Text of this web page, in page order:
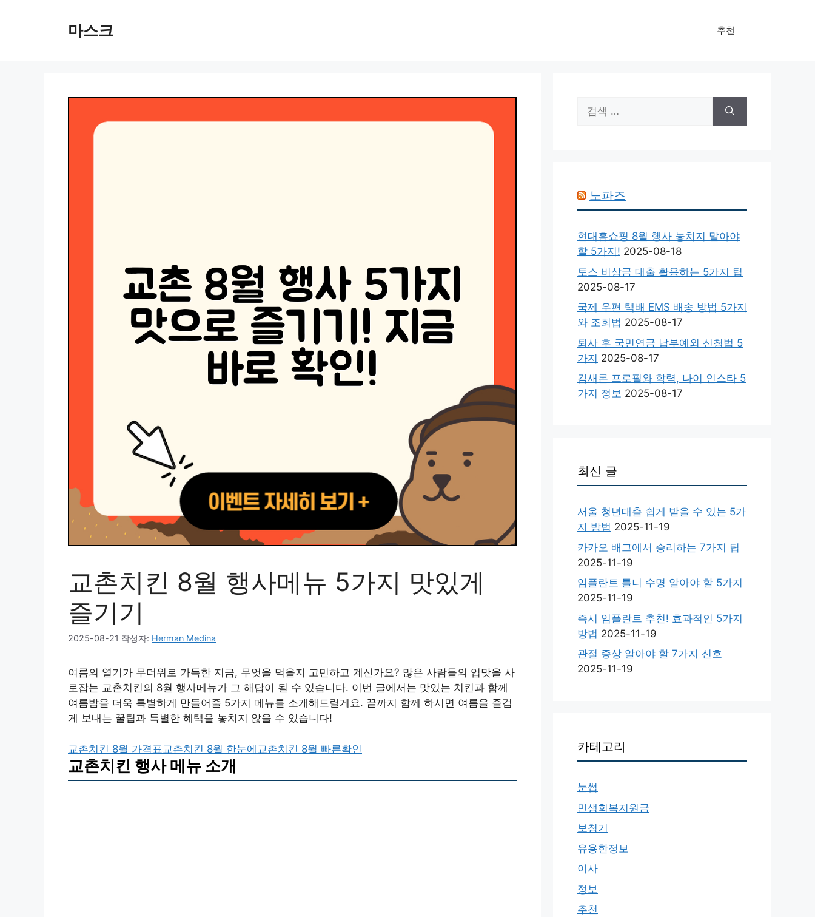
마스크 추천
교촌치킨 8월 행사메뉴 5가지 맛있게
즐기기
2025-08-21 작성자: Herman Medina
여름의 열기가 무더위로 가득한 지금, 무엇을 먹을지 고민하고 계신가요? 많은 사람들의 입맛을 사
로잡는 교촌치킨의 8월 행사메뉴가 그 해답이 될 수 있습니다. 이번 글에서는 맛있는 치킨과 함께
여름밤을 더욱 특별하게 만들어줄 5가지 메뉴를 소개해드릴게요. 끝까지 함께 하시면 여름을 즐겁
게 보내는 꿀팁과 특별한 혜택을 놓치지 않을 수 있습니다!
교촌치킨 8월 가격표 교촌치킨 8월 한눈에 교촌치킨 8월 빠른확인
교촌치킨 행사 메뉴 소개
색:
노파즈
현대홈쇼핑 8월 행사 놓치지 말아야
할 5가지! 2025-08-18
토스 비상금 대출 활용하는 5가지 팁
2025-08-17
국제 우편 택배 EMS 배송 방법 5가지
와 조회법 2025-08-17
퇴사 후 국민연금 납부예외 신청법 5
가지 2025-08-17
김새론 프로필와 학력, 나이 인스타 5
가지 정보 2025-08-17
최신 글
서울 청년대출 쉽게 받을 수 있는 5가
지 방법 2025-11-19
카카오 배그에서 승리하는 7가지 팁
2025-11-19
임플란트 틀니 수명 알아야 할 5가지
2025-11-19
즉시 임플란트 추천! 효과적인 5가지
방법 2025-11-19
관절 증상 알아야 할 7가지 신호
2025-11-19
카테고리
눈썹
민생회복지원금
보청기
유용한정보
이사
정보
추천